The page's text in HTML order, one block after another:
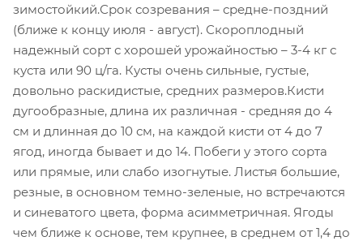
зимостойкий.Срок созревания – средне-поздний
(ближе к концу июля - август). Скороплодный
надежный сорт с хорошей урожайностью – 3-4 кг с
куста или 90 ц/га. Кусты очень сильные, густые,
довольно раскидистые, средних размеров.Кисти
дугообразные, длина их различная - средняя до 4
см и длинная до 10 см, на каждой кисти от 4 до 7
ягод, иногда бывает и до 14. Побеги у этого сорта
или прямые, или слабо изогнутые. Листья большие,
резные, в основном темно-зеленые, но встречаются
и синеватого цвета, форма асимметричная. Ягоды
чем ближе к основе, тем крупнее, в среднем от 1,4 до